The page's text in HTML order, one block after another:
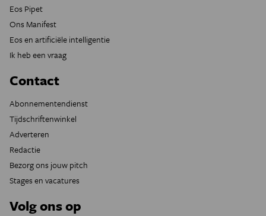
Eos Pipet
Ons Manifest
Eos en artificiële intelligentie
Ik heb een vraag
Contact
Abonnementendienst
Tijdschriftenwinkel
Adverteren
Redactie
Bezorg ons jouw pitch
Stages en vacatures
Volg ons op